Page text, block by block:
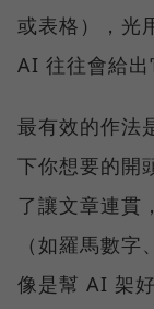
或表格），光
AI 往往會給出
最有效的作法
下你想要的開
了讓文章連貫
（如羅馬數
像是幫 AI 架